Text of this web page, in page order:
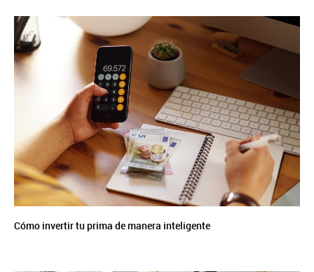
Cómo invertir tu prima de manera inteligente